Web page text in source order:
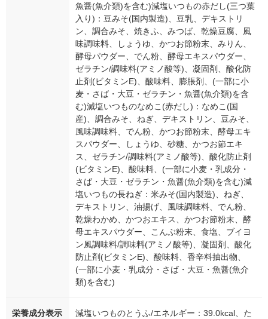
魚醤(魚介類)を含む)減塩いつもの赤だし(三つ葉
入り)：豆みそ(国内製造)、豆乳、デキストリ
ン、調合みそ、焼きふ、みつば、乾燥豆腐、風
味調味料、しょうゆ、かつお節粉末、みりん、
酵母パウダー、でん粉、酵母エキスパウダー、
ゼラチン/調味料(アミノ酸等)、凝固剤、酸化防
止剤(ビタミンE)、酸味料、膨脹剤、(一部に小
麦・さば・大豆・ゼラチン・魚醤(魚介類)を含
む)減塩いつものなめこ(赤だし)：なめこ(国
産)、調合みそ、ねぎ、デキストリン、豆みそ、
風味調味料、でん粉、かつお節粉末、酵母エキ
スパウダー、しょうゆ、砂糖、かつお節エキ
ス、ゼラチン/調味料(アミノ酸等)、酸化防止剤
(ビタミンE)、酸味料、(一部に小麦・乳成分・
さば・大豆・ゼラチン・魚醤(魚介類)を含む)減
塩いつもの長ねぎ：米みそ(国内製造)、ねぎ、
デキストリン、油揚げ、風味調味料、でん粉、
乾燥わかめ、かつおエキス、かつお節粉末、酵
母エキスパウダー、こんぶ粉末、食塩、ブイヨ
ン風調味料/調味料(アミノ酸等)、凝固剤、酸化
防止剤(ビタミンE)、酸味料、香辛料抽出物、
(一部に小麦・乳成分・さば・大豆・魚醤(魚介
類)を含む)
栄養成分表示
減塩いつものとうふ/エネルギー：39.0kcal、た